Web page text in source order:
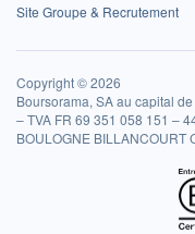
Site Groupe & Recrutement
Copyright © 2026
Boursorama, SA au capital
– TVA FR 69 351 058 151 –
BOULOGNE BILLANCOURT